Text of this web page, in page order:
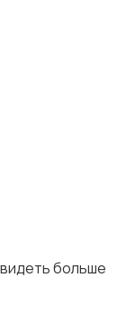
больше